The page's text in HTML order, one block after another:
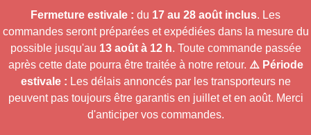
Fermeture estivale : du 17 au 28 août inclus. Les
commandes seront préparées et expédiées dans la mesure du
possible jusqu'au 13 août à 12 h. Toute commande passée
après cette date pourra être traitée à notre retour. ⚠️ Période
estivale : Les délais annoncés par les transporteurs ne
peuvent pas toujours être garantis en juillet et en août. Merci
d'anticiper vos commandes.